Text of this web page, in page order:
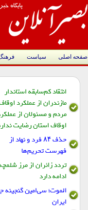
صفحه اصلی سیاست
انتقاد کم‌سابقه استاندار
مازندران از عملکرد
مردم و مسئولان از
اوقاف استان رضایت
حذف ۸۴ فرد و نهاد از
فهرست تحریم‌ها
تردد زائران از مرز
ادامه دارد
الموت؛ سی‌امین گنجینه
ایران